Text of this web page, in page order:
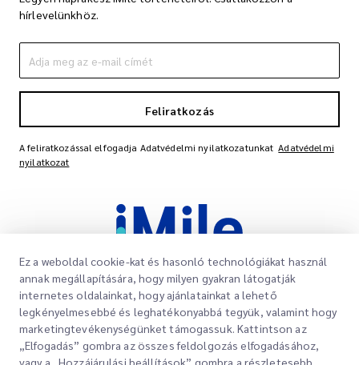
hírlevelünkhöz.
Feliratkozás
A feliratkozással elfogadja Adatvédelmi nyilatkozatunkat Adatvédelmi
nyilatkozat
Gyorslinkek
Irodahelyek
Vállalati
Ez a weboldal cookie-kat és hasonló technológiákat használ
annak megállapítására, hogy milyen gyakran látogatják
internetes oldalainkat, hogy ajánlatainkat a lehető
legkényelmesebbé és leghatékonyabbá tegyük, valamint hogy
marketingtevékenységünket támogassuk. Kattintson az
„Elfogadás” gombra az összes feldolgozás elfogadásához,
vagy a „Hozzájárulási beállítások” gombra a részletesebb